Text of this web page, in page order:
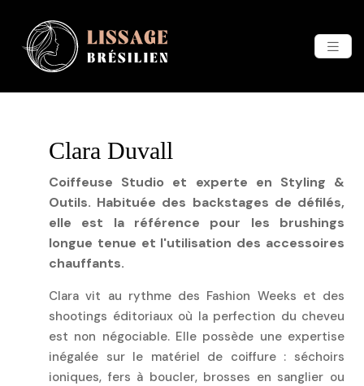
Clara Duvall
Coiffeuse Studio et experte en Styling &
Outils. Habituée des backstages de défilés,
elle est la référence pour les brushings
longue tenue et l'utilisation des accessoires
chauffants.
Clara vit au rythme des Fashion Weeks et des
shootings éditoriaux où la perfection du cheveu
est non négociable. Elle possède une expertise
inégalée sur le matériel de coiffure : séchoirs
ioniques, fers à boucler, brosses en sanglier ou